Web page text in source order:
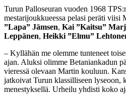
Turun Palloseuran vuoden 1968
mestarijoukkueessa pelasi peräti viisi
”Lapa” Jämsen, Kai ”Kaitsu”
Leppänen, Heikki ”Elmu”
– Kyllähän me olemme tunteneet
ajan. Aluksi olimme Betaniankadun
vieressä olevaan Martin kouluun.
jatkoivat Turun klassilliseen lyseoon,
menestyksellä. Urheilu yhdisti koko